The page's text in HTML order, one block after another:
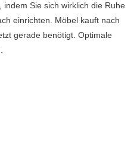
Sie sich wirklich die Ruhe
einrichten. Möbel kauft nach
gerade benötigt. Optimale